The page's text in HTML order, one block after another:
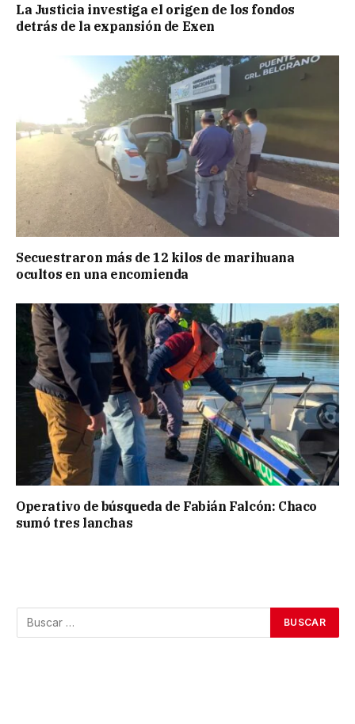
La Justicia investiga el origen de los fondos
detrás de la expansión de Exen
Secuestraron más de 12 kilos de marihuana
ocultos en una encomienda
Operativo de búsqueda de Fabián Falcón: Chaco
sumó tres lanchas